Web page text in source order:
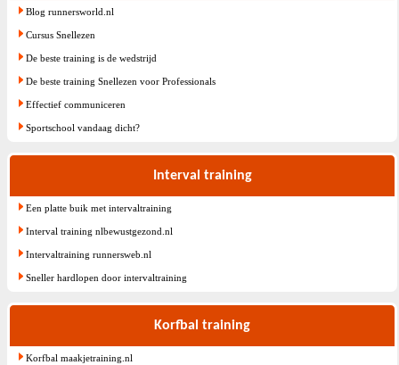
Blog runnersworld.nl
Cursus Snellezen
De beste training is de wedstrijd
De beste training Snellezen voor Professionals
Effectief communiceren
Sportschool vandaag dicht?
Interval training
Een platte buik met intervaltraining
Interval training nlbewustgezond.nl
Intervaltraining runnersweb.nl
Sneller hardlopen door intervaltraining
Korfbal training
Korfbal maakjetraining.nl